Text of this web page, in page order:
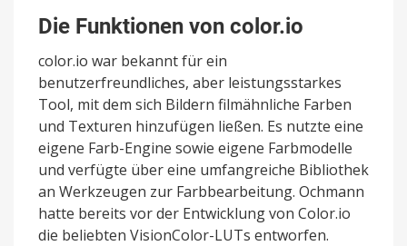
Die Funktionen von color.io
color.io war bekannt für ein
benutzerfreundliches, aber leistungsstarkes
Tool, mit dem sich Bildern filmähnliche Farben
und Texturen hinzufügen ließen. Es nutzte eine
eigene Farb-Engine sowie eigene Farbmodelle
und verfügte über eine umfangreiche Bibliothek
an Werkzeugen zur Farbbearbeitung. Ochmann
hatte bereits vor der Entwicklung von Color.io
die beliebten VisionColor-LUTs entworfen.